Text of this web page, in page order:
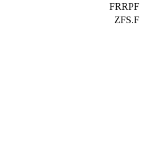
FRRPF
ZFS.F